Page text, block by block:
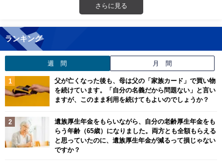
さらに見る
ランキング
週 間 月 間
父が亡くなった後も、母は父の「家族カード」で買い物
を続けています。「自分の名義だから問題ない」と言い
ますが、このまま利用を続けてもよいのでしょうか？
遺族厚生年金をもらいながら、自分の老齢厚生年金をも
らう年齢（65歳）になりました。両方とも全額もらえる
と思っていたのに、遺族厚生年金が減るって損じゃない
ですか？